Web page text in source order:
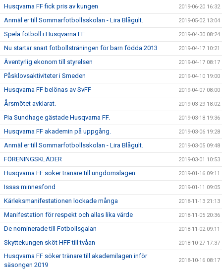
Husqvarna FF fick pris av kungen 2019-06-20 16:32
Anmäl er till Sommarfotbollsskolan - Lira Blågult. 2019-05-02 13:04
Spela fotboll i Husqvarna FF 2019-04-30 08:24
Nu startar snart fotbollsträningen för barn födda 2013 2019-04-17 10:21
Äventyrlig ekonom till styrelsen 2019-04-17 08:17
Påsklovsaktiviteter i Smeden 2019-04-10 19:00
Husqvarna FF belönas av SvFF 2019-04-07 08:00
Årsmötet avklarat. 2019-03-29 18:02
Pia Sundhage gästade Husqvarna FF. 2019-03-18 19:36
Husqvarna FF akademin på uppgång. 2019-03-06 19:28
Anmäl er till Sommarfotbollsskolan - Lira Blågult. 2019-03-05 09:48
FÖRENINGSKLÄDER 2019-03-01 10:53
Husqvarna FF söker tränare till ungdomslagen 2019-01-16 09:11
Issas minnesfond 2019-01-11 09:05
Kärleksmanifestationen lockade många 2018-11-13 21:13
Manifestation för respekt och allas lika värde 2018-11-05 20:36
De nominerade till Fotbollsgalan 2018-11-02 09:11
Skyttekungen sköt HFF till tvåan 2018-10-27 17:37
Husqvarna FF söker tränare till akademilagen inför
säsongen 2019
2018-10-16 08:17